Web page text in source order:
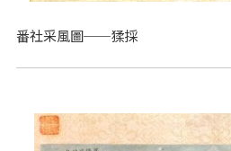
番社采風圖──猱採